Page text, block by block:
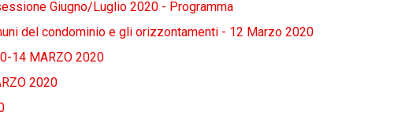
Giugno/Luglio 2020 - Programma
del condominio e gli orizzontamenti - 12 Marzo 2020
14 MARZO 2020
2020